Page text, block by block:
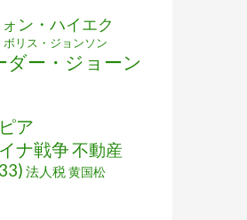
ン・ハイエク
ボリス・ジョンソン
ダー・ジョーン
ア
ナ戦争不動産
法人税黄国松